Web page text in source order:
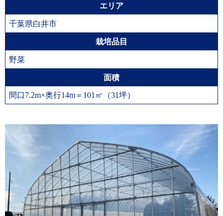
エリア
千葉県白井市
栽培品目
野菜
面積
間口7.2m×奥行14m＝101㎡（31坪）